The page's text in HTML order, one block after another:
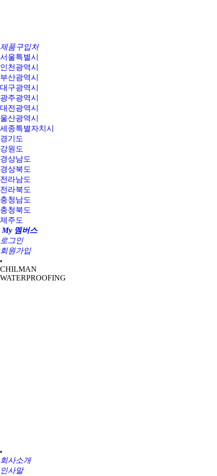
제품구입처
서울특별시
인천광역시
부산광역시
대구광역시
광주광역시
대전광역시
울산광역시
세종특별자치시
경기도
강원도
경상남도
경상북도
전라남도
전라북도
충청남도
충청북도
제주도
My 멤버스
로그인
회원가입
CHILMAN
WATERPROOFING
회사소개
인사말